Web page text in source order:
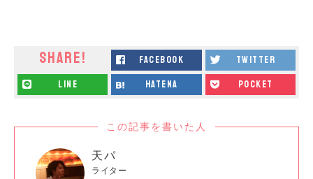
SHARE! facebook twitter
line hatena pocket
この記事を書いた人
天パ
ライター